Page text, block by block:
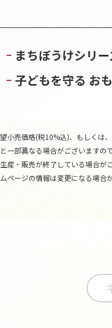
まちぼうけシリ
子どもを守る お
売価格(税10%込)、もしくは
部異なる場合がございますの
・販売が終了している場合が
ージの情報は変更になる場合